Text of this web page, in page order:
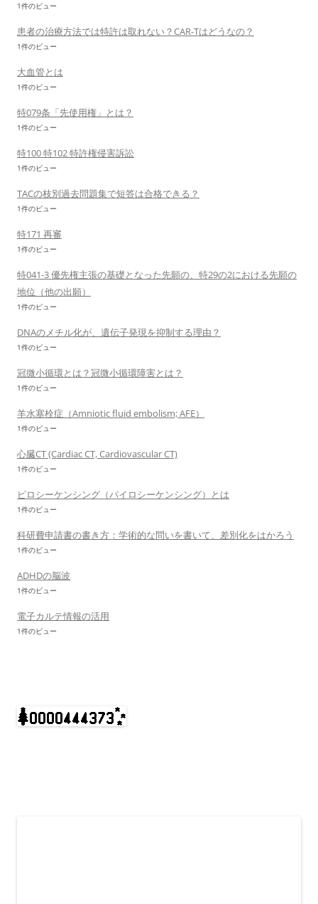
1件のビュー
患者の治療方法では特許は取れない？CAR-Tはどうなの？
1件のビュー
大血管とは
1件のビュー
特079条「先使用権」とは？
1件のビュー
特100 特102 特許権侵害訴訟
1件のビュー
TACの枝別過去問題集で短答は合格できる？
1件のビュー
特171 再審
1件のビュー
特041-3 優先権主張の基礎となった先願の、特29の2における先願の
地位（他の出願）
1件のビュー
DNAのメチル化が、遺伝子発現を抑制する理由？
1件のビュー
冠微小循環とは？冠微小循環障害とは？
1件のビュー
羊水塞栓症（Amniotic fluid embolism; AFE）
1件のビュー
心臓CT (Cardiac CT, Cardiovascular CT)
1件のビュー
ピロシーケンシング（パイロシーケンシング）とは
1件のビュー
科研費申請書の書き方：学術的な問いを書いて、差別化をはかろう
1件のビュー
ADHDの脳波
1件のビュー
電子カルテ情報の活用
1件のビュー